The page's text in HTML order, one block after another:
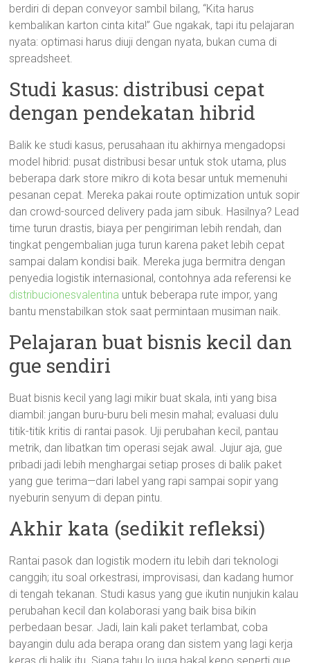
berdiri di depan conveyor sambil bilang, “Kita harus
kembalikan karton cinta kita!” Gue ngakak, tapi itu pelajaran
nyata: optimasi harus diuji dengan nyata, bukan cuma di
spreadsheet.
Studi kasus: distribusi cepat
dengan pendekatan hibrid
Balik ke studi kasus, perusahaan itu akhirnya mengadopsi
model hibrid: pusat distribusi besar untuk stok utama, plus
beberapa dark store mikro di kota besar untuk memenuhi
pesanan cepat. Mereka pakai route optimization untuk sopir
dan crowd-sourced delivery pada jam sibuk. Hasilnya? Lead
time turun drastis, biaya per pengiriman lebih rendah, dan
tingkat pengembalian juga turun karena paket lebih cepat
sampai dalam kondisi baik. Mereka juga bermitra dengan
penyedia logistik internasional, contohnya ada referensi ke
distribucionesvalentina untuk beberapa rute impor, yang
bantu menstabilkan stok saat permintaan musiman naik.
Pelajaran buat bisnis kecil dan
gue sendiri
Buat bisnis kecil yang lagi mikir buat skala, inti yang bisa
diambil: jangan buru-buru beli mesin mahal; evaluasi dulu
titik-titik kritis di rantai pasok. Uji perubahan kecil, pantau
metrik, dan libatkan tim operasi sejak awal. Jujur aja, gue
pribadi jadi lebih menghargai setiap proses di balik paket
yang gue terima—dari label yang rapi sampai sopir yang
nyeburin senyum di depan pintu.
Akhir kata (sedikit refleksi)
Rantai pasok dan logistik modern itu lebih dari teknologi
canggih; itu soal orkestrasi, improvisasi, dan kadang humor
di tengah tekanan. Studi kasus yang gue ikutin nunjukin kalau
perubahan kecil dan kolaborasi yang baik bisa bikin
perbedaan besar. Jadi, lain kali paket terlambat, coba
bayangin dulu ada berapa orang dan sistem yang lagi kerja